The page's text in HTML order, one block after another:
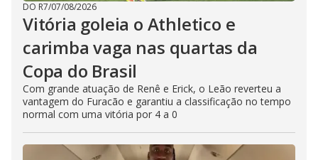
DO R7/07/08/2026
Vitória goleia o Athletico e
carimba vaga nas quartas da
Copa do Brasil
Com grande atuação de Renê e Erick, o Leão reverteu a
vantagem do Furacão e garantiu a classificação no tempo
normal com uma vitória por 4 a 0